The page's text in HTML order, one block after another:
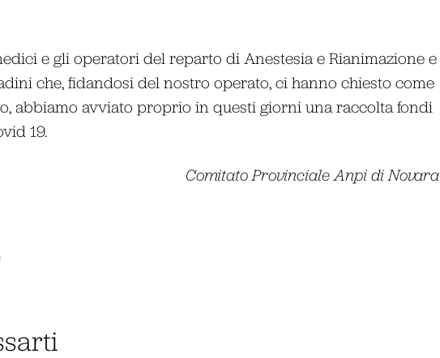
e gli operatori del reparto di Anestesia e Rianimazione e
che, fidandosi del nostro operato, ci hanno chiesto come
abbiamo avviato proprio in questi giorni una raccolta fondi
19.
Comitato Provinciale Anpi di Novara